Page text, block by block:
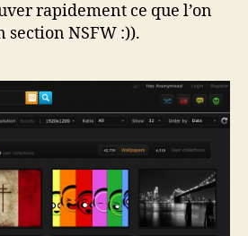
rapidement ce que l’on
section NSFW :)).